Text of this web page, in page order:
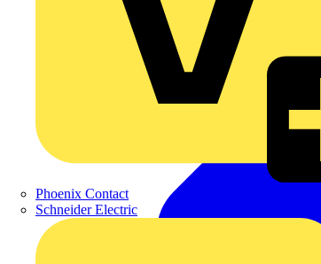
Phoenix Contact
Schneider Electric